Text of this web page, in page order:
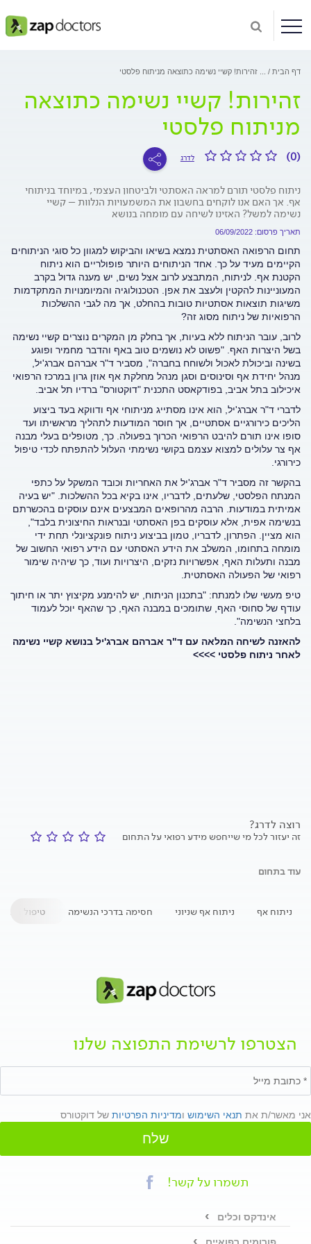
דף הבית זהירות! קשיי נשימה כתוצאה מניתוח פלסטי
זהירות! קשיי נשימה כתוצאה
מניתוח פלסטי
(0) לדרג
ניתוח פלסטי תורם למראה האסתטי ולביטחון העצמי, במיוחד בניתוחי
אף. אך האם אנו לוקחים בחשבון את המשמעויות הנלוות – קשיי
נשימה למשל? האזינו לשיחה עם מומחה בנושא
תאריך פרסום: 06/09/2022
תחום הרפואה האסתטית נמצא בשיאו והביקוש למגוון כל סוגי הניתוחים
הקיימים מעיד על כך. אחד הניתוחים היותר פופולריים הוא ניתוח
הקטנת אף. לניתוח, המתבצע לרוב אצל נשים, יש מענה גדול בקרב
המעוניינות להקטין ולעצב את אפן. הטכנולוגיה והמיומנויות המתקדמות
משיגות תוצאות אסתטיות טובות בהחלט, אך מה לגבי ההשלכות
הרפואיות של ניתוח מסוג זה?
לרוב, עובר הניתוח ללא בעיות, אך בחלק מן המקרים נוצרים קשיי נשימה
בשל היצרות האף. "פשוט לא נושמים טוב באף והדבר מחמיר ופוגע
בשינה וביכולת לאכול ולשוחח בחברה", מסביר ד"ר אברהם אברג'יל,
מנהל יחידת אף וסינוסים וסגן מנהל מחלקת אף אוזן גרון במרכז הרפואי
איכילוב בתל אביב, בפודקאסט התכנית "דוקטורס" ברדיו תל אביב.
לדברי ד"ר אברג'יל, הוא אינו מסתייג מניתוחי אף ודווקא בעד ביצוע
הליכים כירורגיים אסתטיים, אך חוסר המודעות לתהליך מראשיתו ועד
סופו אינו תורם להיבט הרפואי הכרוך בפעולה. כך, מטופלים בעלי מבנה
אף צר עלולים למצוא עצמם בקושי נשימתי העלול להתפתח לכדי טיפול
כירורגי.
בהקשר זה מסביר ד"ר אברג'יל את האחריות וכובד המשקל על כתפי
המנתח הפלסטי, שלעתים, לדבריו, אינו בקיא בכל ההשלכות. "יש בעיה
אמיתית במודעות. הרבה מהרופאים המבצעים אינם עוסקים בהכשרתם
בנשימה אפית, אלא עוסקים בפן האסתטי ובנראות החיצונית בלבד",
הוא מציין. הפתרון, לדבריו, טמון בביצוע ניתוח פונקציונלי תחת ידי
מומחה בתחומו, המשלב את הידע האסתטי עם הידע רפואי החשוב של
מבנה ותעלות האף, אפשרויות נזקים, היצרויות ועוד, כך שיהיה שימור
רפואי של הפעולה האסתטית.
טיפ מעשי שלו למנתח: "בתכנון הניתוח, יש להימנע מקיצוץ יתר או חיתוך
עודף של סחוסי האף, שתומכים במבנה האף, כך שהאף יוכל לעמוד
בלחצי הנשימה".
להאזנה לשיחה המלאה עם ד"ר אברהם אברג'יל בנושא קשיי נשימה
לאחר ניתוח פלסטי >>>>
רוצה לדרג?
זה יעזור לכל מי שייחפש מידע רפואי על התחום
עוד בתחום
ניתוח אף ניתוח אף שניוני חסימה בדרכי הנשימה טיפול
הצטרפו לרשימת התפוצה שלנו
אני מאשר/ת את תנאי השימוש ומדיניות הפרטיות של דוקטורס
שלח
תשמרו על קשר!
אינדקס וכלים
פורומים רפואיים